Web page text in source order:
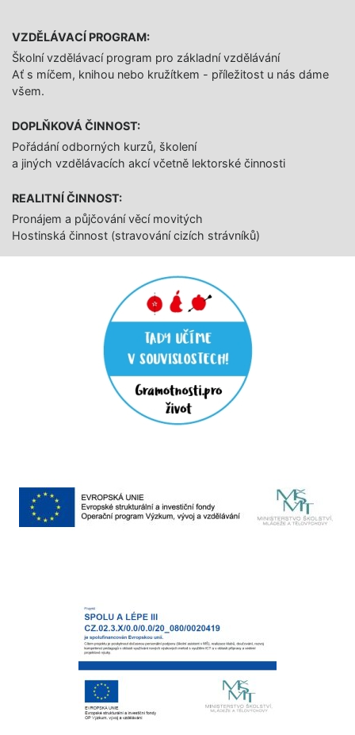
VZDĚLÁVACÍ PROGRAM:
Školní vzdělávací program pro základní vzdělávání
Ať s míčem, knihou nebo kružítkem - příležitost u nás dáme
všem.
DOPLŇKOVÁ ČINNOST:
Pořádání odborných kurzů, školení
a jiných vzdělávacích akcí včetně lektorské činnosti
REALITNÍ ČINNOST:
Pronájem a půjčování věcí movitých
Hostinská činnost (stravování cizích strávníků)